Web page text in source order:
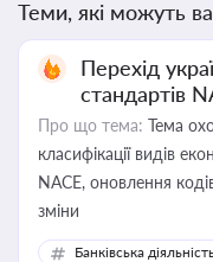
Теми, які можуть
Перехід
стандартів
Про що тема: Тема
класифікації видів
NACE, оновлення
зміни
Банківська